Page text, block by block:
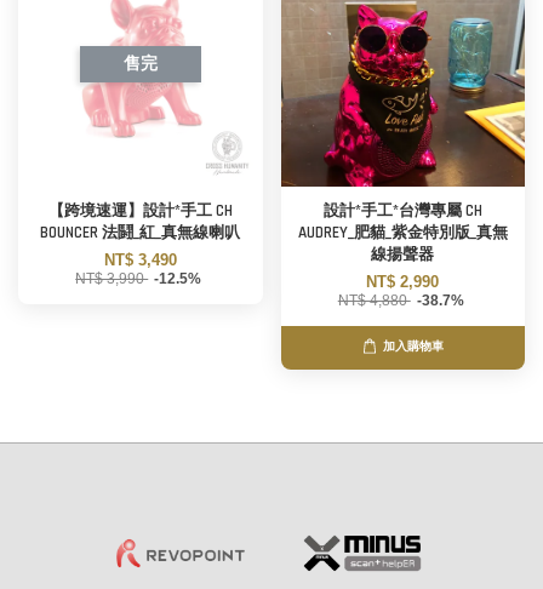
售完
【跨境速運】設計*手工 CH
BOUNCER 法鬪_紅_真無線喇叭
NT$ 3,490
NT$ 3,990 -12.5%
設計*手工*台灣專屬 CH
AUDREY_肥貓_紫金特別版_真無
線揚聲器
NT$ 2,990
NT$ 4,880 -38.7%
加入購物車